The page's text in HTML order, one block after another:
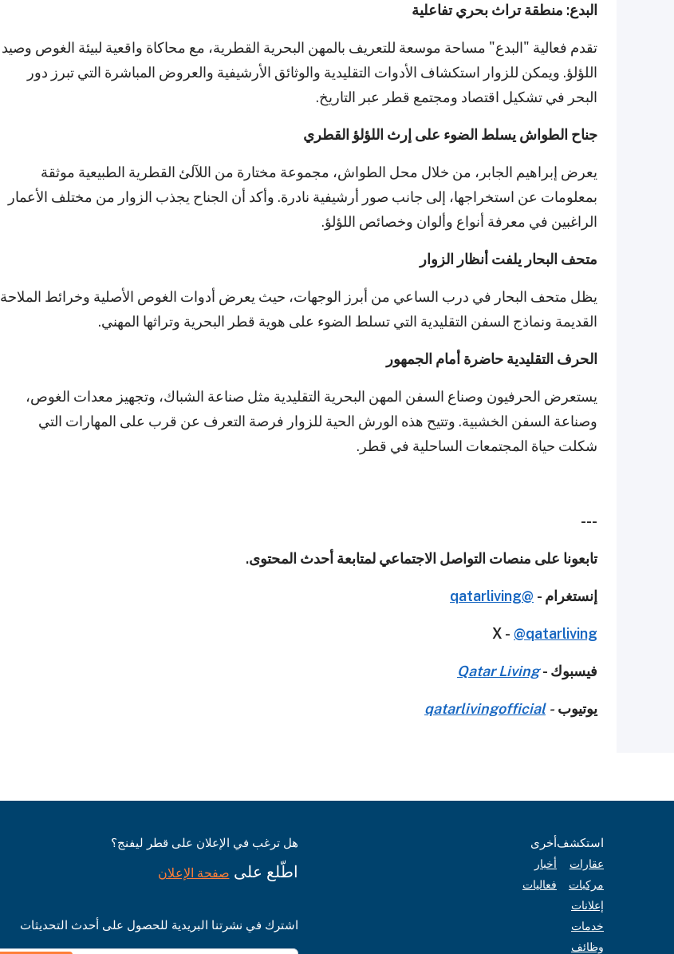
البدع: منطقة تراث بحري تفاعلية
تقدم فعالية "البدع" مساحة موسعة للتعريف بالمهن البحرية القطرية، مع محاكاة واقعية لبيئة الغوص وصيد
اللؤلؤ. ويمكن للزوار استكشاف الأدوات التقليدية والوثائق الأرشيفية والعروض المباشرة التي تبرز دور
البحر في تشكيل اقتصاد ومجتمع قطر عبر التاريخ.
جناح الطواش يسلط الضوء على إرث اللؤلؤ القطري
يعرض إبراهيم الجابر، من خلال محل الطواش، مجموعة مختارة من اللآلئ القطرية الطبيعية موثقة
بمعلومات عن استخراجها، إلى جانب صور أرشيفية نادرة. وأكد أن الجناح يجذب الزوار من مختلف الأعمار
الراغبين في معرفة أنواع وألوان وخصائص اللؤلؤ.
متحف البحار يلفت أنظار الزوار
يظل متحف البحار في درب الساعي من أبرز الوجهات، حيث يعرض أدوات الغوص الأصلية وخرائط الملاحة
القديمة ونماذج السفن التقليدية التي تسلط الضوء على هوية قطر البحرية وتراثها المهني.
الحرف التقليدية حاضرة أمام الجمهور
يستعرض الحرفيون وصناع السفن المهن البحرية التقليدية مثل صناعة الشباك، وتجهيز معدات الغوص،
وصناعة السفن الخشبية. وتتيح هذه الورش الحية للزوار فرصة التعرف عن قرب على المهارات التي
شكلت حياة المجتمعات الساحلية في قطر.
---
تابعونا على منصات التواصل الاجتماعي لمتابعة أحدث المحتوى.
إنستغرام - @qatarliving
X - @qatarliving
فيسبوك -Qatar Living
يوتيوب -
qatarlivingofficial
استكشف
عقارات
مركبات
إعلانات
خدمات
وظائف
أخرى
أخبار
فعاليات
هل ترغب في الإعلان على قطر ليفنج؟
اطّلع على صفحة الإعلان
اشترك في نشرتنا البريدية للحصول على أحدث التحديثات